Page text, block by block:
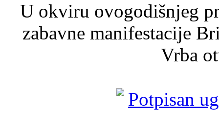
U okviru ovogodišnjeg
zabavne manifestacije
Vrba